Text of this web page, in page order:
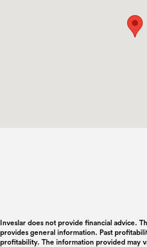
Inveslar does not provide financial advice.
provides general information. Past
profitability. The information provided may